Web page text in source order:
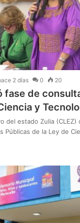
2 días 0 20
fase de
y
del estado Zulia
Públicas de la Ley de